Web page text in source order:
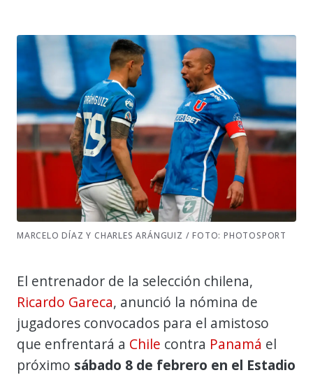
MARCELO DÍAZ Y CHARLES ARÁNGUIZ / FOTO: PHOTOSPORT
El entrenador de la selección chilena,
Ricardo Gareca, anunció la nómina de
jugadores convocados para el amistoso
que enfrentará a Chile contra Panamá el
próximo sábado 8 de febrero en el Estadio